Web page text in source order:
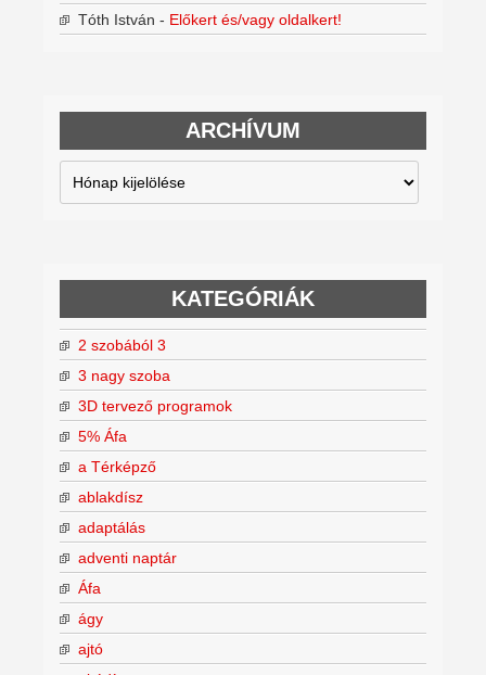
Tóth István - Előkert és/vagy oldalkert!
ARCHÍVUM
Archívum
KATEGÓRIÁK
2 szobából 3
3 nagy szoba
3D tervező programok
5% Áfa
a Térképző
ablakdísz
adaptálás
adventi naptár
Áfa
ágy
ajtó